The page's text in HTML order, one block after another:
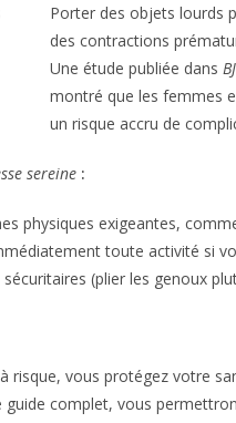
Porter des objets lourds
des contractions
Une étude publiée dans
montré que les femmes
un risque accru de
sereine :
physiques exigeantes,
toute activité si
(plier les genoux
risque, vous protégez votre
guide complet, vous